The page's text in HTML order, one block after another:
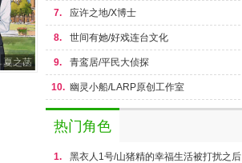
夏之菡
7. 应许之地/X博士
8. 世间有她/好戏连台文化
9. 青鸾居/平民大侦探
10. 幽灵小船/LARP原创工作室
热门角色
1. 黑衣人1号/山猪精的幸福生活被打扰之后